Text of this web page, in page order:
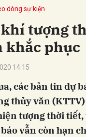
dòng sự kiện
tượng
khắc phục
14:15
các bản tin dự
thủy văn
tượng thời
vẫn còn hạn